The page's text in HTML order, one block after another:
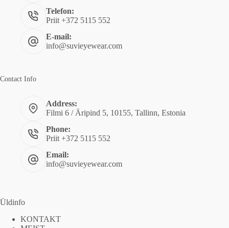
Telefon:
Priit +372 5115 552
E-mail:
info@suvieyewear.com
Contact Info
Address:
Filmi 6 / Äripind 5, 10155, Tallinn, Estonia
Phone:
Priit +372 5115 552
Email:
info@suvieyewear.com
Üldinfo
KONTAKT